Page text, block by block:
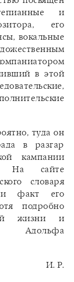
и
его
вокальные
в этой
туда он
в разгар
кампании
На сайте
словаря
факт его
подробно
жизни и
Адольфа
И. Р.